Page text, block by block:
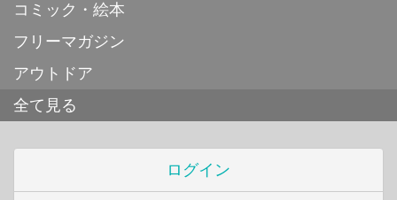
コミック・絵本
フリーマガジン
アウトドア
全て見る
ログイン